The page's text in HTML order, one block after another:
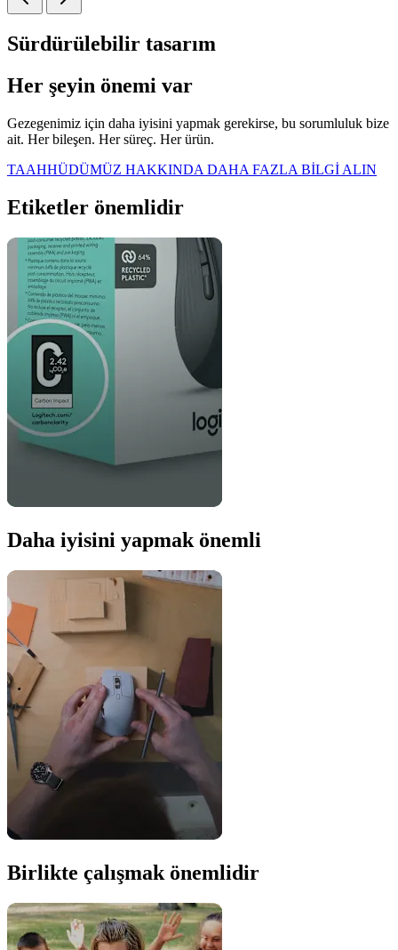
Sürdürülebilir tasarım
Her şeyin önemi var
Gezegenimiz için daha iyisini yapmak gerekirse, bu sorumluluk bize
ait. Her bileşen. Her süreç. Her ürün.
TAAHHÜDÜMÜZ HAKKINDA DAHA FAZLA BİLGİ ALIN
Etiketler önemlidir
Daha iyisini yapmak önemli
Birlikte çalışmak önemlidir